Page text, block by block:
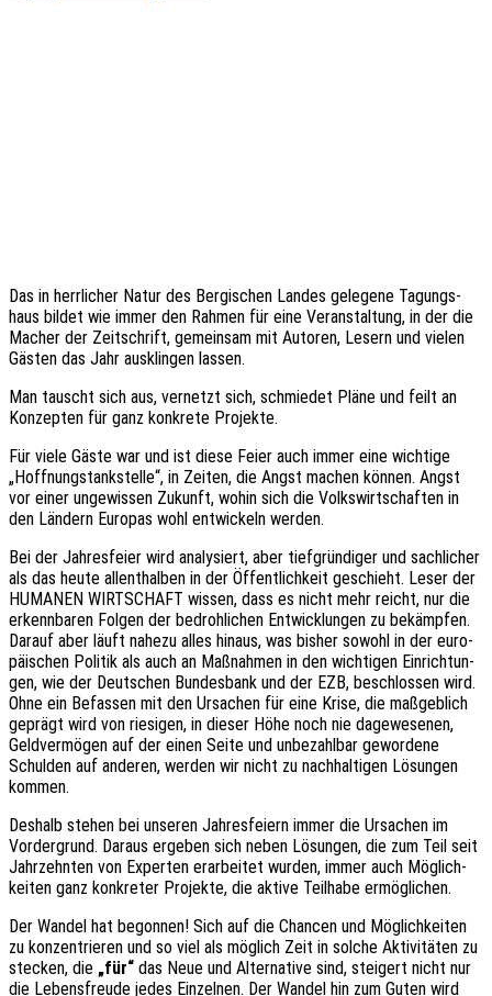
Das in herr­li­cher Natur des Bergi­schen Landes gele­ge­ne Tagungs­
haus bildet wie immer den Rahmen für eine Veran­stal­tung, in der die
Macher der Zeit­schrift, gemein­sam mit Autoren, Lesern und vielen
Gästen das Jahr ausklin­gen lassen.
Man tauscht sich aus, vernetzt sich, schmie­det Pläne und feilt an
Konzep­ten für ganz konkre­te Projekte.
Für viele Gäste war und ist diese Feier auch immer eine wich­ti­ge
„Hoff­nungs­tank­stel­le“, in Zeiten, die Angst machen können. Angst
vor einer unge­wis­sen Zukunft, wohin sich die Volks­wirt­schaf­ten in
den Ländern Euro­pas wohl entwi­ckeln werden.
Bei der Jahres­fei­er wird analy­siert, aber tief­grün­di­ger und sach­li­cher
als das heute allent­hal­ben in der Öffent­lich­keit geschieht. Leser der
HUMANEN WIRTSCHAFT wissen, dass es nicht mehr reicht, nur die
erkenn­ba­ren Folgen der bedroh­li­chen Entwick­lun­gen zu bekämp­fen.
Darauf aber läuft nahezu alles hinaus, was bisher sowohl in der euro­
päi­schen Poli­tik als auch an Maßnah­men in den wich­ti­gen Einrich­tun­
gen, wie der Deut­schen Bundes­bank und der EZB, beschlos­sen wird.
Ohne ein Befas­sen mit den Ursa­chen für eine Krise, die maßgeb­lich
geprägt wird von riesi­gen, in dieser Höhe noch nie dage­we­se­nen,
Geld­ver­mö­gen auf der einen Seite und unbe­zahl­bar gewor­de­ne
Schul­den auf ande­ren, werden wir nicht zu nach­hal­ti­gen Lösun­gen
kommen.
Deshalb stehen bei unse­ren Jahres­fei­ern immer die Ursa­chen im
Vorder­grund. Daraus erge­ben sich neben Lösun­gen, die zum Teil seit
Jahr­zehn­ten von Exper­ten erar­bei­tet wurden, immer auch Möglich­
kei­ten ganz konkre­ter Projek­te, die aktive Teil­ha­be ermöglichen.
Der Wandel hat begon­nen! Sich auf die Chan­cen und Möglich­kei­ten
zu konzen­trie­ren und so viel als möglich Zeit in solche Akti­vi­tä­ten zu
stecken, die „für“ das Neue und Alter­na­ti­ve sind, stei­gert nicht nur
die Lebens­freu­de jedes Einzel­nen. Der Wandel hin zum Guten wird